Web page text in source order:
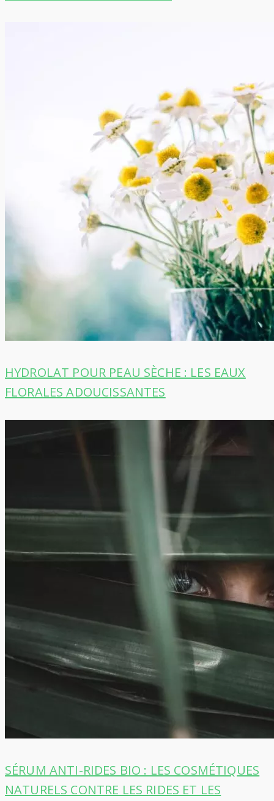
HYDROLAT POUR PEAU SÈCHE : LES EAUX
FLORALES ADOUCISSANTES
SÉRUM ANTI-RIDES BIO : LES COSMÉTIQUES
NATURELS CONTRE LES RIDES ET LES